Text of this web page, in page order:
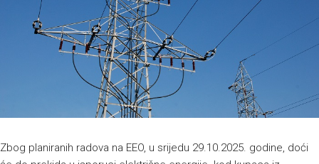
Zbog planiranih radova na EEO, u srijedu 29.10.2025. godine, doći